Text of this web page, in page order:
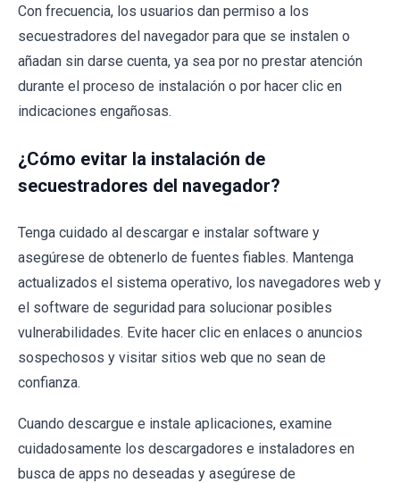
Con frecuencia, los usuarios dan permiso a los
secuestradores del navegador para que se instalen o
añadan sin darse cuenta, ya sea por no prestar atención
durante el proceso de instalación o por hacer clic en
indicaciones engañosas.
¿Cómo evitar la instalación de
secuestradores del navegador?
Tenga cuidado al descargar e instalar software y
asegúrese de obtenerlo de fuentes fiables. Mantenga
actualizados el sistema operativo, los navegadores web y
el software de seguridad para solucionar posibles
vulnerabilidades. Evite hacer clic en enlaces o anuncios
sospechosos y visitar sitios web que no sean de
confianza.
Cuando descargue e instale aplicaciones, examine
cuidadosamente los descargadores e instaladores en
busca de apps no deseadas y asegúrese de